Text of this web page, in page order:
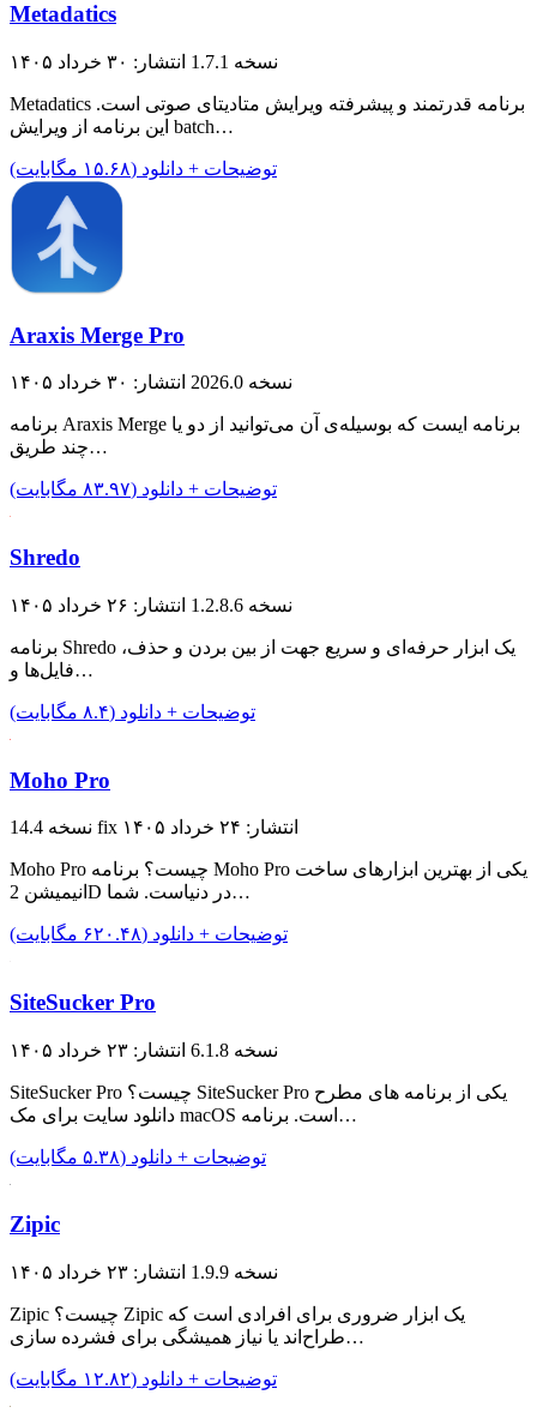
Metadatics
نسخه 1.7.1 انتشار: ۳۰ خرداد ۱۴۰۵
Metadatics برنامه قدرتمند و پیشرفته ویرایش متادیتای صوتی است.
این برنامه از ویرایش batch…
توضیحات + دانلود (۱۵.۶۸ مگابایت)
Araxis Merge Pro
نسخه 2026.0 انتشار: ۳۰ خرداد ۱۴۰۵
برنامه Araxis Merge برنامه ایست که بوسیله‌ی آن می‌توانید از دو یا
چند طریق…
توضیحات + دانلود (۸۳.۹۷ مگابایت)
Shredo
نسخه 1.2.8.6 انتشار: ۲۶ خرداد ۱۴۰۵
برنامه Shredo یک ابزار حرفه‌ای و سریع جهت از بین بردن و حذف،
فایل‌ها و…
توضیحات + دانلود (۸.۴ مگابایت)
Moho Pro
نسخه 14.4 fix انتشار: ۲۴ خرداد ۱۴۰۵
Moho Pro چیست؟ برنامه Moho Pro یکی از بهترین ابزارهای ساخت
انیمیشن 2D در دنیاست. شما…
توضیحات + دانلود (۶۲۰.۴۸ مگابایت)
SiteSucker Pro
نسخه 6.1.8 انتشار: ۲۳ خرداد ۱۴۰۵
SiteSucker Pro چیست؟ SiteSucker Pro یکی از برنامه های مطرح
دانلود سایت برای مک macOS است. برنامه…
توضیحات + دانلود (۵.۳۸ مگابایت)
Zipic
نسخه 1.9.9 انتشار: ۲۳ خرداد ۱۴۰۵
Zipic چیست؟ Zipic یک ابزار ضروری برای افرادی است که
طراح‌اند یا نیاز همیشگی برای فشرده سازی…
توضیحات + دانلود (۱۲.۸۲ مگابایت)